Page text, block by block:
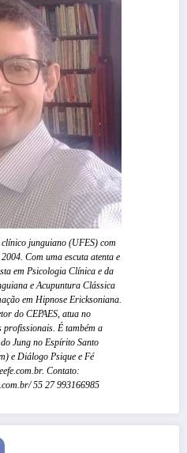
junguiano (UFES) com
Com uma escuta atenta e
em Psicologia Clínica e da
e Acupuntura Clássica
em Hipnose Ericksoniana.
do CEPAES, atua no
profissionais. É também a
Jung no Espírito Santo
e Diálogo Psique e Fé
Contato:
55 27 993166985